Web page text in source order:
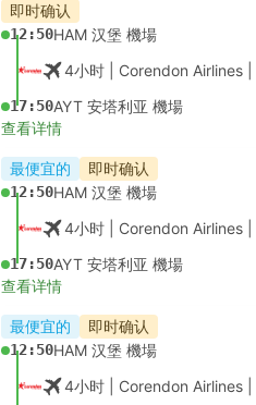
即时确认
12:50HAM 汉堡 機場
4小时 | Corendon Airlines
17:50AYT 安塔利亚 機場
查看详情
最便宜的 即时确认
12:50HAM 汉堡 機場
4小时 | Corendon Airlines
17:50AYT 安塔利亚 機場
查看详情
最便宜的 即时确认
12:50HAM 汉堡 機場
4小时 | Corendon Airlines